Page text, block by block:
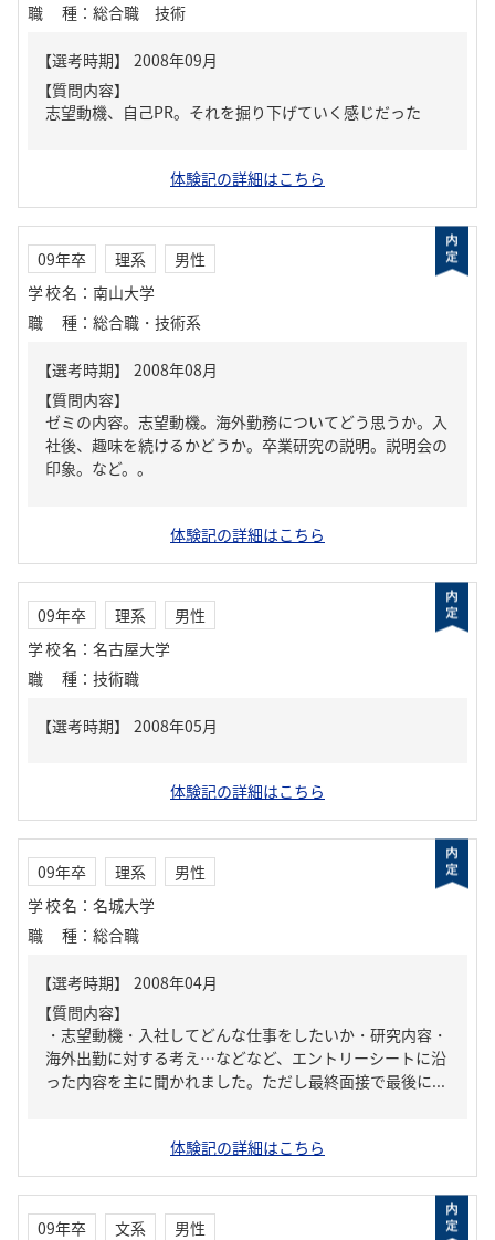
職種 ： 総合職 技術
【質問内容】
志望動機、自己PR。それを掘り下げていく感じだった
体験記の詳細はこちら
09年卒 理系
男性
学校名 ： 南山大学
職種 ： 総合職・技術系
【質問内容】
ゼミの内容。志望動機。海外勤務についてどう思うか。入
社後、趣味を続けるかどうか。卒業研究の説明。説明会の
印象。など。。
体験記の詳細はこちら
09年卒 理系
男性
学校名 ： 名古屋大学
職種 ： 技術職
体験記の詳細はこちら
09年卒 理系
男性
学校名 ： 名城大学
職種 ： 総合職
【質問内容】
・志望動機・入社してどんな仕事をしたいか・研究内容・
海外出勤に対する考え…などなど、エントリーシートに沿
った内容を主に聞かれました。ただし最終面接で最後に...
体験記の詳細はこちら
09年卒 文系
男性